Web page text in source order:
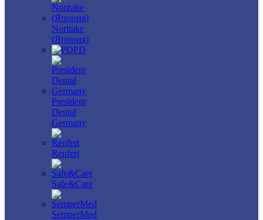
Noritake
(Япония)
PD
President
Dental
Germany
Renfert
Safe&Care
SemperMed